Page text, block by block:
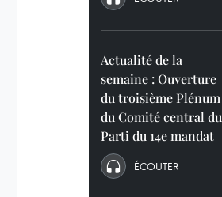
Actualité de la
semaine : Ouverture
du troisième Plénum
du Comité central du
Parti du 14e mandat
ÉCOUTER